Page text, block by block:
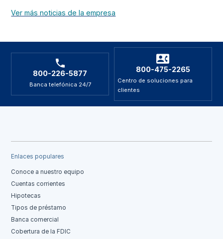
Ver más noticias de la empresa
800-226-5877
Banca telefónica 24/7
800-475-2265
Centro de soluciones para
clientes
Enlaces populares
Conoce a nuestro equipo
Cuentas corrientes
Hipotecas
Tipos de préstamo
Banca comercial
Cobertura de la FDIC